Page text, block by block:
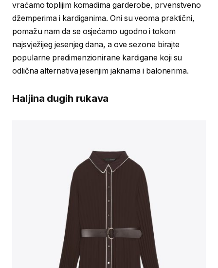
vraćamo toplijim komadima garderobe, prvenstveno
džemperima i kardiganima. Oni su veoma praktični,
pomažu nam da se osjećamo ugodno i tokom
najsvježijeg jesenjeg dana, a ove sezone birajte
popularne predimenzionirane kardigane koji su
odlična alternativa jesenjim jaknama i balonerima.
Haljina dugih rukava